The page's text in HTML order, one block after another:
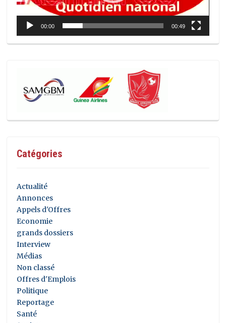
00:00 00:49
Catégories
Actualité
Annonces
Appels d'Offres
Economie
grands dossiers
Interview
Médias
Non classé
Offres d'Emplois
Politique
Reportage
Santé